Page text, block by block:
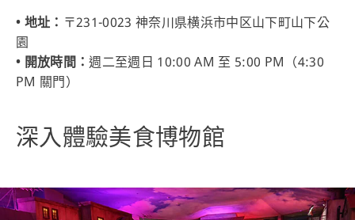
• 地址： 〒231-0023 神奈川県横浜市中区山下町山下公
園
• 開放時間：週二至週日 10:00 AM 至 5:00 PM（4:30
PM 關門）
深入體驗美食博物館